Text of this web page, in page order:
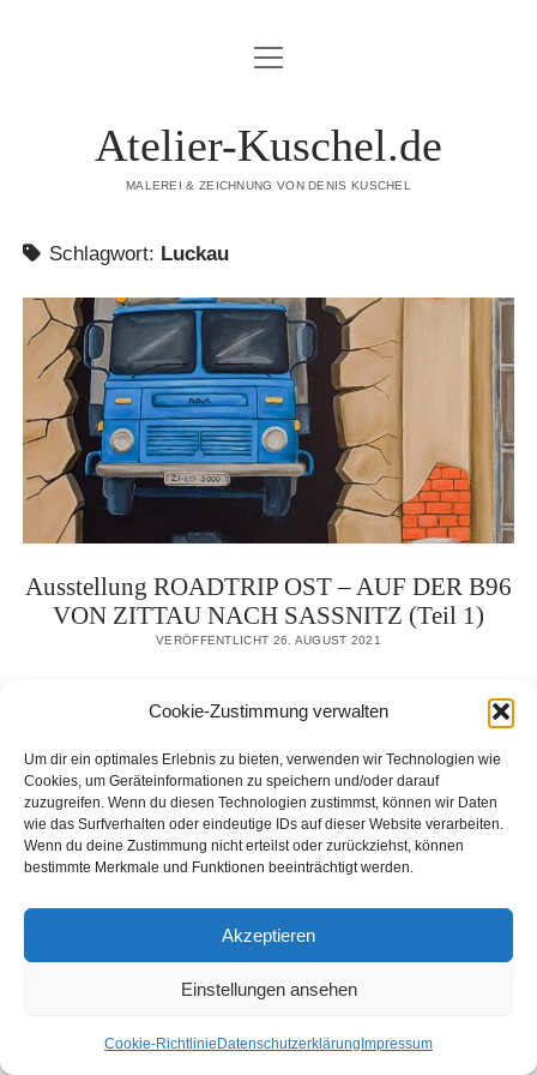
Cookie-Zustimmung verwalten
Um dir ein optimales Erlebnis zu bieten, verwenden wir Technologien wie
Cookies, um Geräteinformationen zu speichern und/oder darauf
zuzugreifen. Wenn du diesen Technologien zustimmst, können wir Daten
wie das Surfverhalten oder eindeutige IDs auf dieser Website verarbeiten.
Wenn du deine Zustimmung nicht erteilst oder zurückziehst, können
bestimmte Merkmale und Funktionen beeinträchtigt werden.
Akzeptieren
Einstellungen ansehen
Cookie-Richtlinie Datenschutzerklärung Impressum
STARTSTEITE
ÜBER MICH
DATENSCHUTZERKLÄRUNG
IMPRESSUM
KONTAKT
COOKIE-RICHTLINIE (EU)
Menü
öffnen
Atelier-Kuschel.de
MALEREI & ZEICHNUNG VON DENIS KUSCHEL
Schlagwort: Luckau
Ausstellung ROADTRIP OST – AUF DER B96
VON ZITTAU NACH SASSNITZ (Teil 1)
VERÖFFENTLICHT 26. AUGUST 2021
Auf dem ersten Teil meiner Tour (Zittau-Berlin) ist eine
Reihe von über 30 Bildern in verschiedenen Techniken
entstanden. Die Ausstellung präsentiert diese Werke.
Sie zeigt…
WEITERLESENAUSSTELLUNG
OST
–
B96
ZITTAU